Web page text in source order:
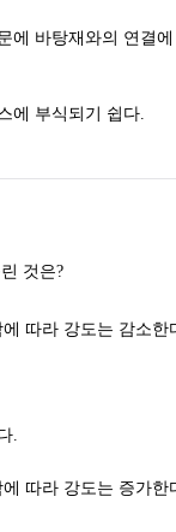
에 바탕재와의 연결
에 부식되기 쉽다.
것은?
따라 강도는 감소한
.
따라 강도는 증가한